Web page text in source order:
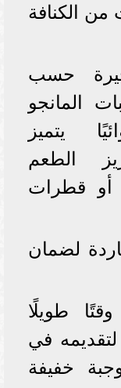
الكنافة
حسب
المانجو
يتميز
الطعم
أو قطرات
لضمان
طويلًا
لتقديمه في
خفيفة